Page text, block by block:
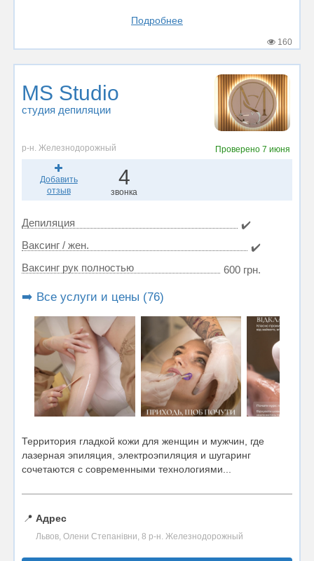
Подробнее
160
MS Studio
студия депиляции
р-н. Железнодорожный Проверено 7 июня
Добавить
отзыв
4
звонка
Депиляция
✔️
Ваксинг / жен.
✔️
Ваксинг рук полностью
600 грн.
➡️ Все услуги и цены (76)
Территория гладкой кожи для женщин и мужчин, где
лазерная эпиляция, электроэпиляция и шугаринг
сочетаются с современными технологиями...
📍 Адрес
Львов, Олени Степанівни, 8 р-н. Железнодорожный